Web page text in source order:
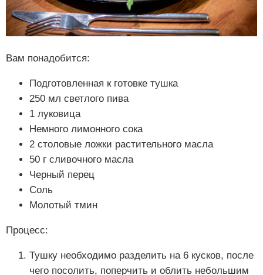
Вам понадобится:
Подготовленная к готовке тушка
250 мл светлого пива
1 луковица
Немного лимонного сока
2 столовые ложки растительного масла
50 г сливочного масла
Черный перец
Соль
Молотый тмин
Процесс:
Тушку необходимо разделить на 6 кусков, после
чего посолить, поперчить и облить небольшим